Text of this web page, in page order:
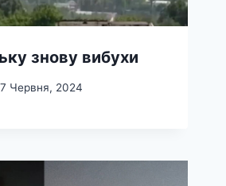
знову вибухи
7 Червня, 2024